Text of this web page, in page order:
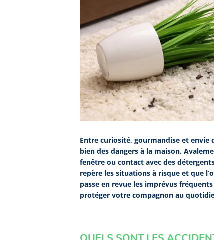
Entre curiosité, gourmandise et
bien des dangers à la maison.
fenêtre ou contact avec des
repère les situations à risque et que
passe en revue les imprévus
protéger votre compagnon au